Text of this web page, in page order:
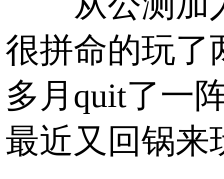
很拼命的玩了
多月quit了一
最近又回锅来